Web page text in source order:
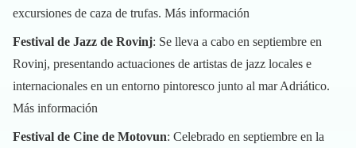
excursiones de caza de trufas. Más información
Festival de Jazz de Rovinj: Se lleva a cabo en septiembre en
Rovinj, presentando actuaciones de artistas de jazz locales e
internacionales en un entorno pintoresco junto al mar Adriático.
Más información
Festival de Cine de Motovun: Celebrado en septiembre en la